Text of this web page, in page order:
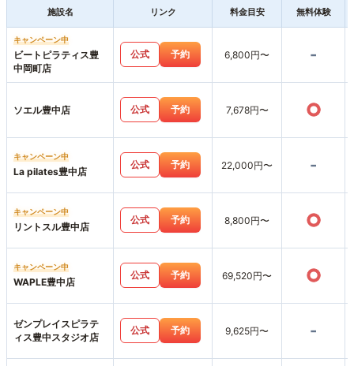
施設名 リンク 料金目安 無料体験
キャンペーン中
ビートピラティス豊
中岡町店
公式 予約 6,800円〜 -
ソエル豊中店 公式 予約 7,678円〜 ○
キャンペーン中
La pilates豊中店
公式 予約 22,000円〜 -
キャンペーン中
リントスル豊中店
公式 予約 8,800円〜 ○
キャンペーン中
WAPLE豊中店
公式 予約 69,520円〜 ○
ゼンプレイスピラテ
ィス豊中スタジオ店
公式 予約 9,625円〜 -